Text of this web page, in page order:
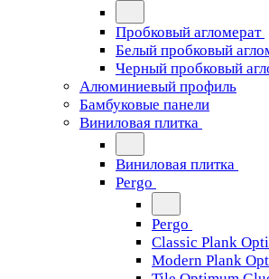
Пробковый агломерат
Белый пробковый
Черный пробковый
Алюминиевый профиль
Бамбуковые панели
Виниловая плитка
Виниловая плитка
Pergo
Pergo
Classic Plank
Modern Plank